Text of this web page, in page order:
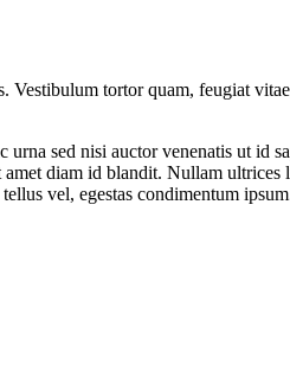
Vestibulum tortor quam, feugiat
sed nisi auctor venenatis ut id
diam id blandit. Nullam
vel, egestas condimentum